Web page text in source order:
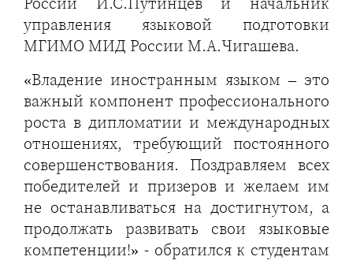
управления языковой подготовки
МГИМО МИД России М.А.Чигашева.
«Владение иностранным языком – это
важный компонент профессионального
роста в дипломатии и международных
отношениях, требующий постоянного
совершенствования. Поздравляем всех
победителей и призеров и желаем им
не останавливаться на достигнутом, а
продолжать развивать свои языковые
компетенции!» - обратился к студентам